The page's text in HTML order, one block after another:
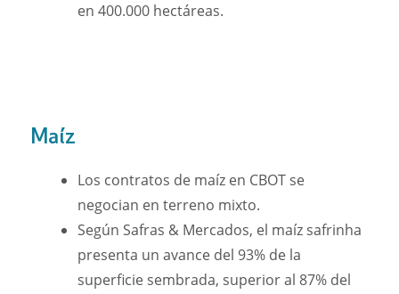
en 400.000 hectáreas.
Maíz
Los contratos de maíz en CBOT se
negocian en terreno mixto.
Según Safras & Mercados, el maíz safrinha
presenta un avance del 93% de la
superficie sembrada, superior al 87% del